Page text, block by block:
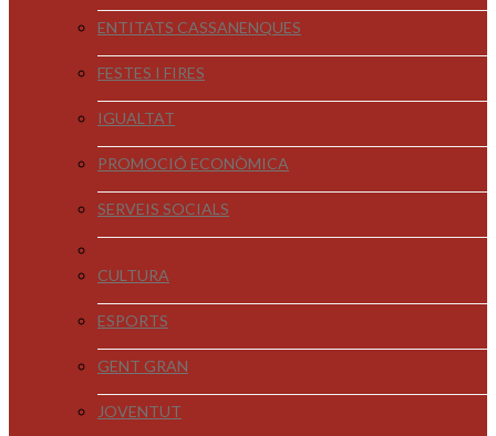
ENTITATS CASSANENQUES
FESTES I FIRES
IGUALTAT
PROMOCIÓ ECONÒMICA
SERVEIS SOCIALS
CULTURA
ESPORTS
GENT GRAN
JOVENTUT